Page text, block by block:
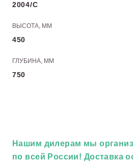
2004/C
ВЫСОТА, ММ
450
ГЛУБИНА, ММ
750
Нашим дилерам мы
по всей России! Доставка